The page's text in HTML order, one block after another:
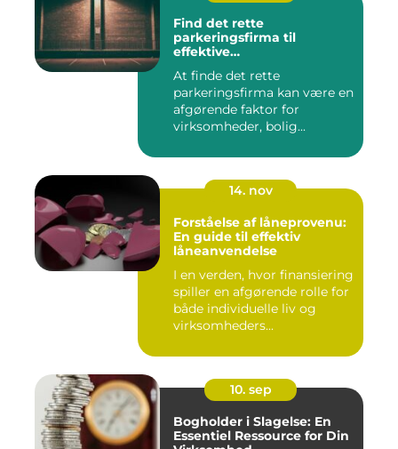
Find det rette
parkeringsfirma til
effektive
At finde det rette
parkeringsfirma kan være en
afgørende faktor for
virksomheder, bolig...
14. nov
Forståelse af låneprovenu:
En guide til effektiv
låneanvendelse
I en verden, hvor finansiering
spiller en afgørende rolle for
både individuelle liv og
virksomheders...
10. sep
Bogholder i Slagelse: En
Essentiel Ressource for Din